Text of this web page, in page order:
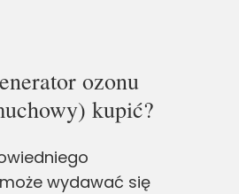
ozonu
kupić?
wydawać się